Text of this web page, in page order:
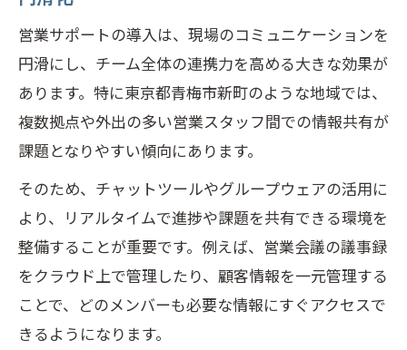
営業サポートがもたらす働き方の柔軟性
ワークフロー改善で叶える営業生産性アップ
営業サポートを活かした生産性向上の流
れ
営業サポートと自動化で業務効率が劇的
に変化
営業サポートが推進する業務改善の具体
的手順
営業サポートと連携したワークフロー最
適化
営業サポートの導入は、現場のコミュニケーションを
円滑にし、チーム全体の連携力を高める大きな効果が
あります。特に東京都青梅市新町のような地域では、
複数拠点や外出の多い営業スタッフ間での情報共有が
課題となりやすい傾向にあります。
そのため、チャットツールやグループウェアの活用に
より、リアルタイムで進捗や課題を共有できる環境を
整備することが重要です。例えば、営業会議の議事録
をクラウド上で管理したり、顧客情報を一元管理する
ことで、どのメンバーも必要な情報にすぐアクセスで
きるようになります。